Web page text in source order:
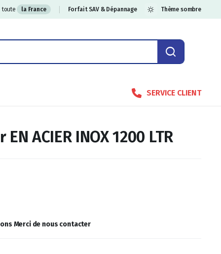
toute la France Forfait SAV & Dépannage Thème sombre
SERVICE CLIENT
ACIER INOX 1200 LTR
Merci de nous contacter